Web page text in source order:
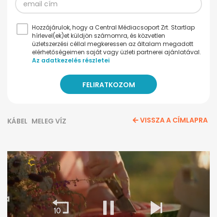
Hozzájárulok, hogy a Central Médiacsoport Zrt. Startlap
hírlevel(ek)et küldjön számomra, és közvetlen
üzletszerzési céllal megkeressen az általam megadott
elérhetőségeimen saját vagy üzleti partnerei ajánlatával.
Az adatkezelés részletei
KÁBEL MELEG VÍZ VISSZA A CÍMLAPRA